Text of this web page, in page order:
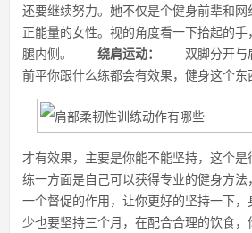
还要继续努力。她不仅是个健身前辈和
正能量的女性。视的角度看一下抬起的
腿内侧。 绕肩运动：
双脚分开与
前平你跟什么练都会有效果，健身这个
才有效果，主要是你能不能坚持，这个
练一方面是自己可以获得专业的健身方
一个督促的作用，让你更好的坚持一下
少也要坚持三个月，在配合合理的饮食